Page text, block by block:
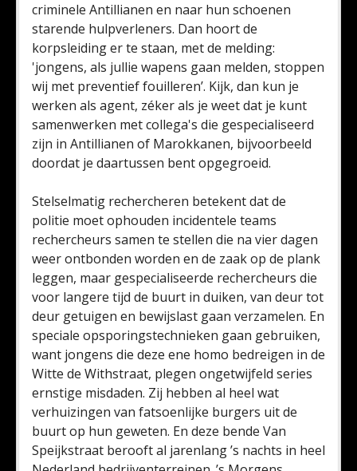
criminele Antillianen en naar hun schoenen
starende hulpverleners. Dan hoort de
korpsleiding er te staan, met de melding:
'jongens, als jullie wapens gaan melden, stoppen
wij met preventief fouilleren’. Kijk, dan kun je
werken als agent, zéker als je weet dat je kunt
samenwerken met collega's die gespecialiseerd
zijn in Antillianen of Marokkanen, bijvoorbeeld
doordat je daartussen bent opgegroeid.
Stelselmatig rechercheren betekent dat de
politie moet ophouden incidentele teams
rechercheurs samen te stellen die na vier dagen
weer ontbonden worden en de zaak op de plank
leggen, maar gespecialiseerde rechercheurs die
voor langere tijd de buurt in duiken, van deur tot
deur getuigen en bewijslast gaan verzamelen. En
speciale opsporingstechnieken gaan gebruiken,
want jongens die deze ene homo bedreigen in de
Witte de Withstraat, plegen ongetwijfeld series
ernstige misdaden. Zij hebben al heel wat
verhuizingen van fatsoenlijke burgers uit de
buurt op hun geweten. En deze bende Van
Speijkstraat berooft al jarenlang ’s nachts in heel